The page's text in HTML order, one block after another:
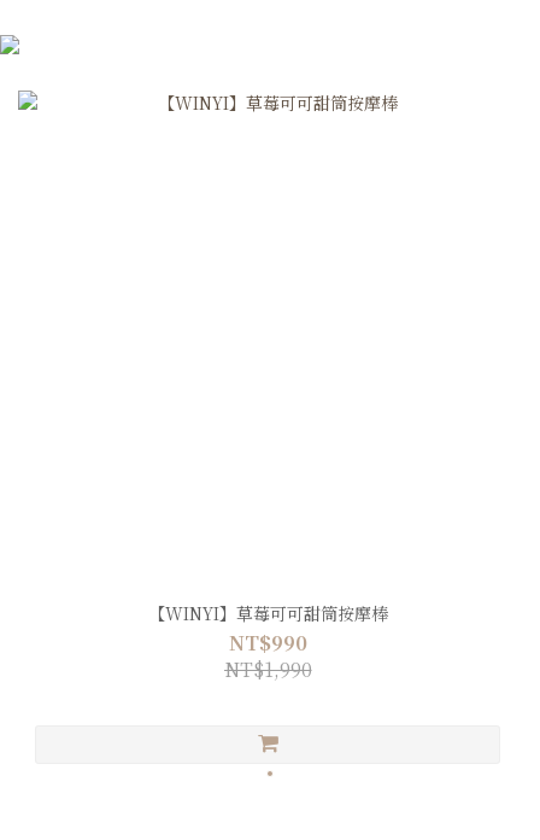
【WINYI】草莓可可甜筒按摩棒
NT$990
NT$1,990